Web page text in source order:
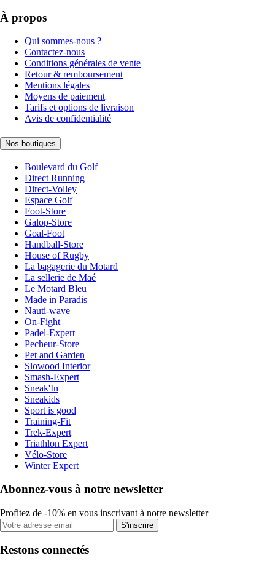
À propos
Qui sommes-nous ?
Contactez-nous
Conditions générales de vente
Retour & remboursement
Mentions légales
Moyens de paiement
Tarifs et options de livraison
Avis de confidentialité
Nos boutiques
Boulevard du Golf
Direct Running
Direct-Volley
Espace Golf
Foot-Store
Galop-Store
Goal-Foot
Handball-Store
House of Rugby
La bagagerie du Motard
La sellerie de Maé
Le Motard Bleu
Made in Paradis
Nauti-wave
On-Fight
Padel-Expert
Pecheur-Store
Pet and Garden
Slowood Interior
Smash-Expert
Sneak'In
Sneakids
Sport is good
Training-Fit
Trek-Expert
Triathlon Expert
Vélo-Store
Winter Expert
Abonnez-vous à notre newsletter
Profitez de -10% en vous inscrivant à notre newsletter
S'inscrire
Restons connectés